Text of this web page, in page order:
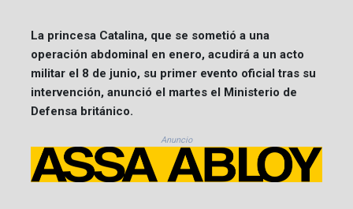
La princesa Catalina, que se sometió a una
operación abdominal en enero, acudirá a un acto
militar el 8 de junio, su primer evento oficial tras su
intervención, anunció el martes el Ministerio de
Defensa británico.
Anuncio